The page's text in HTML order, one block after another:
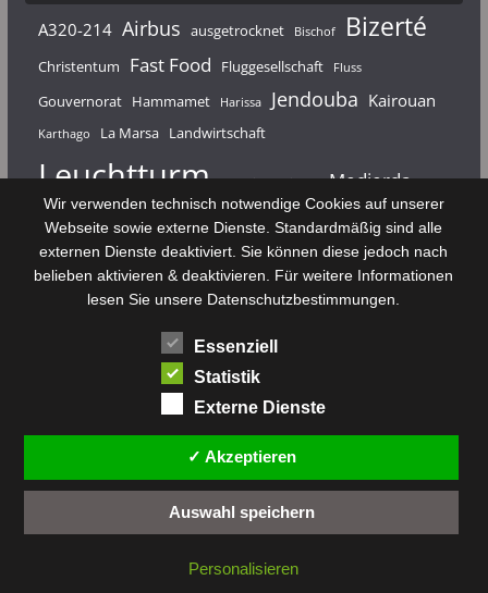
A320-214 Airbus ausgetrocknet Bischof Bizerté
Christentum Fast Food Fluggesellschaft Fluss
Gouvernorat Hammamet Harissa Jendouba Kairouan
Karthago La Marsa Landwirtschaft
Leuchtturm Mahdia Majerda Medjerda
Monastir Médenine Nabeul Nouvelair Punier
Rundfunk Römer Salzsee Sebkha
Sfax Sidi Bou Said Souk El Arba Sousse
Stadt Tabarka Telekommunikation
Zaghouan
Wir verwenden technisch notwendige Cookies auf unserer
Webseite sowie externe Dienste. Standardmäßig sind alle
externen Dienste deaktiviert. Sie können diese jedoch nach
belieben aktivieren & deaktivieren. Für weitere Informationen
lesen Sie unsere Datenschutzbestimmungen.
Essenziell
Statistik
Externe Dienste
✓ Akzeptieren
Auswahl speichern
Personalisieren